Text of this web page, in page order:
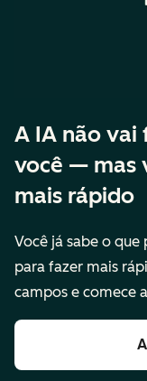
A IA não vai
você — mas
mais rápido
Você já sabe o
para fazer mais
campos e comece